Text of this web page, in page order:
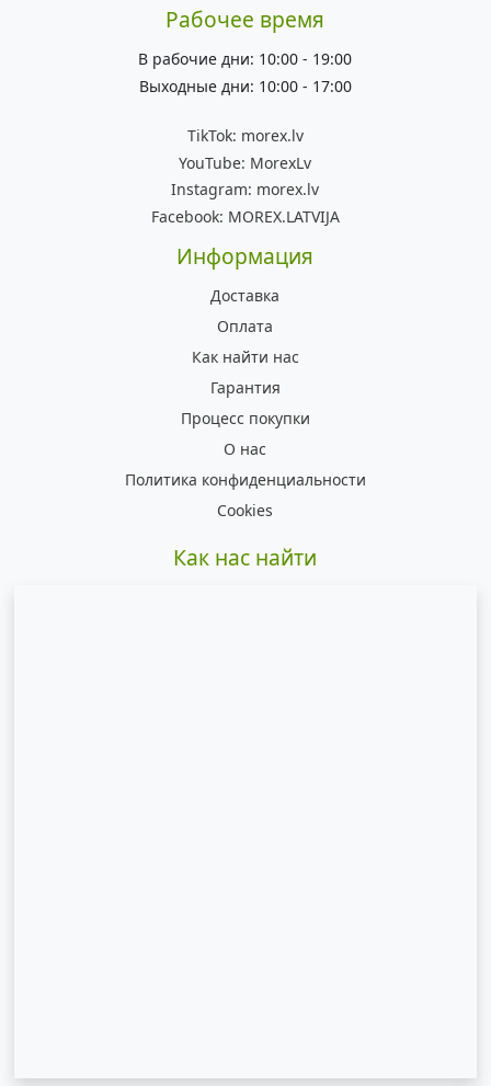
Рабочее время
В рабочие дни: 10:00 - 19:00
Выходные дни: 10:00 - 17:00
TikTok: morex.lv
YouTube: MorexLv
Instagram: morex.lv
Facebook: MOREX.LATVIJA
Информация
Доставка
Оплата
Как найти нас
Гарантия
Процесс покупки
О нас
Политика конфиденциальности
Cookies
Как нас найти